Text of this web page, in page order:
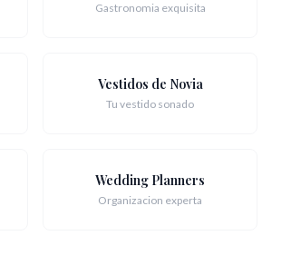
Gastronomia exquisita
Vestidos de Novia
Tu vestido sonado
Wedding Planners
Organizacion experta